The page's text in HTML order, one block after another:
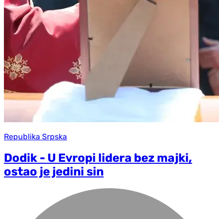
Republika Srpska
Dodik - U Evropi lidera bez majki,
ostao je jedini sin